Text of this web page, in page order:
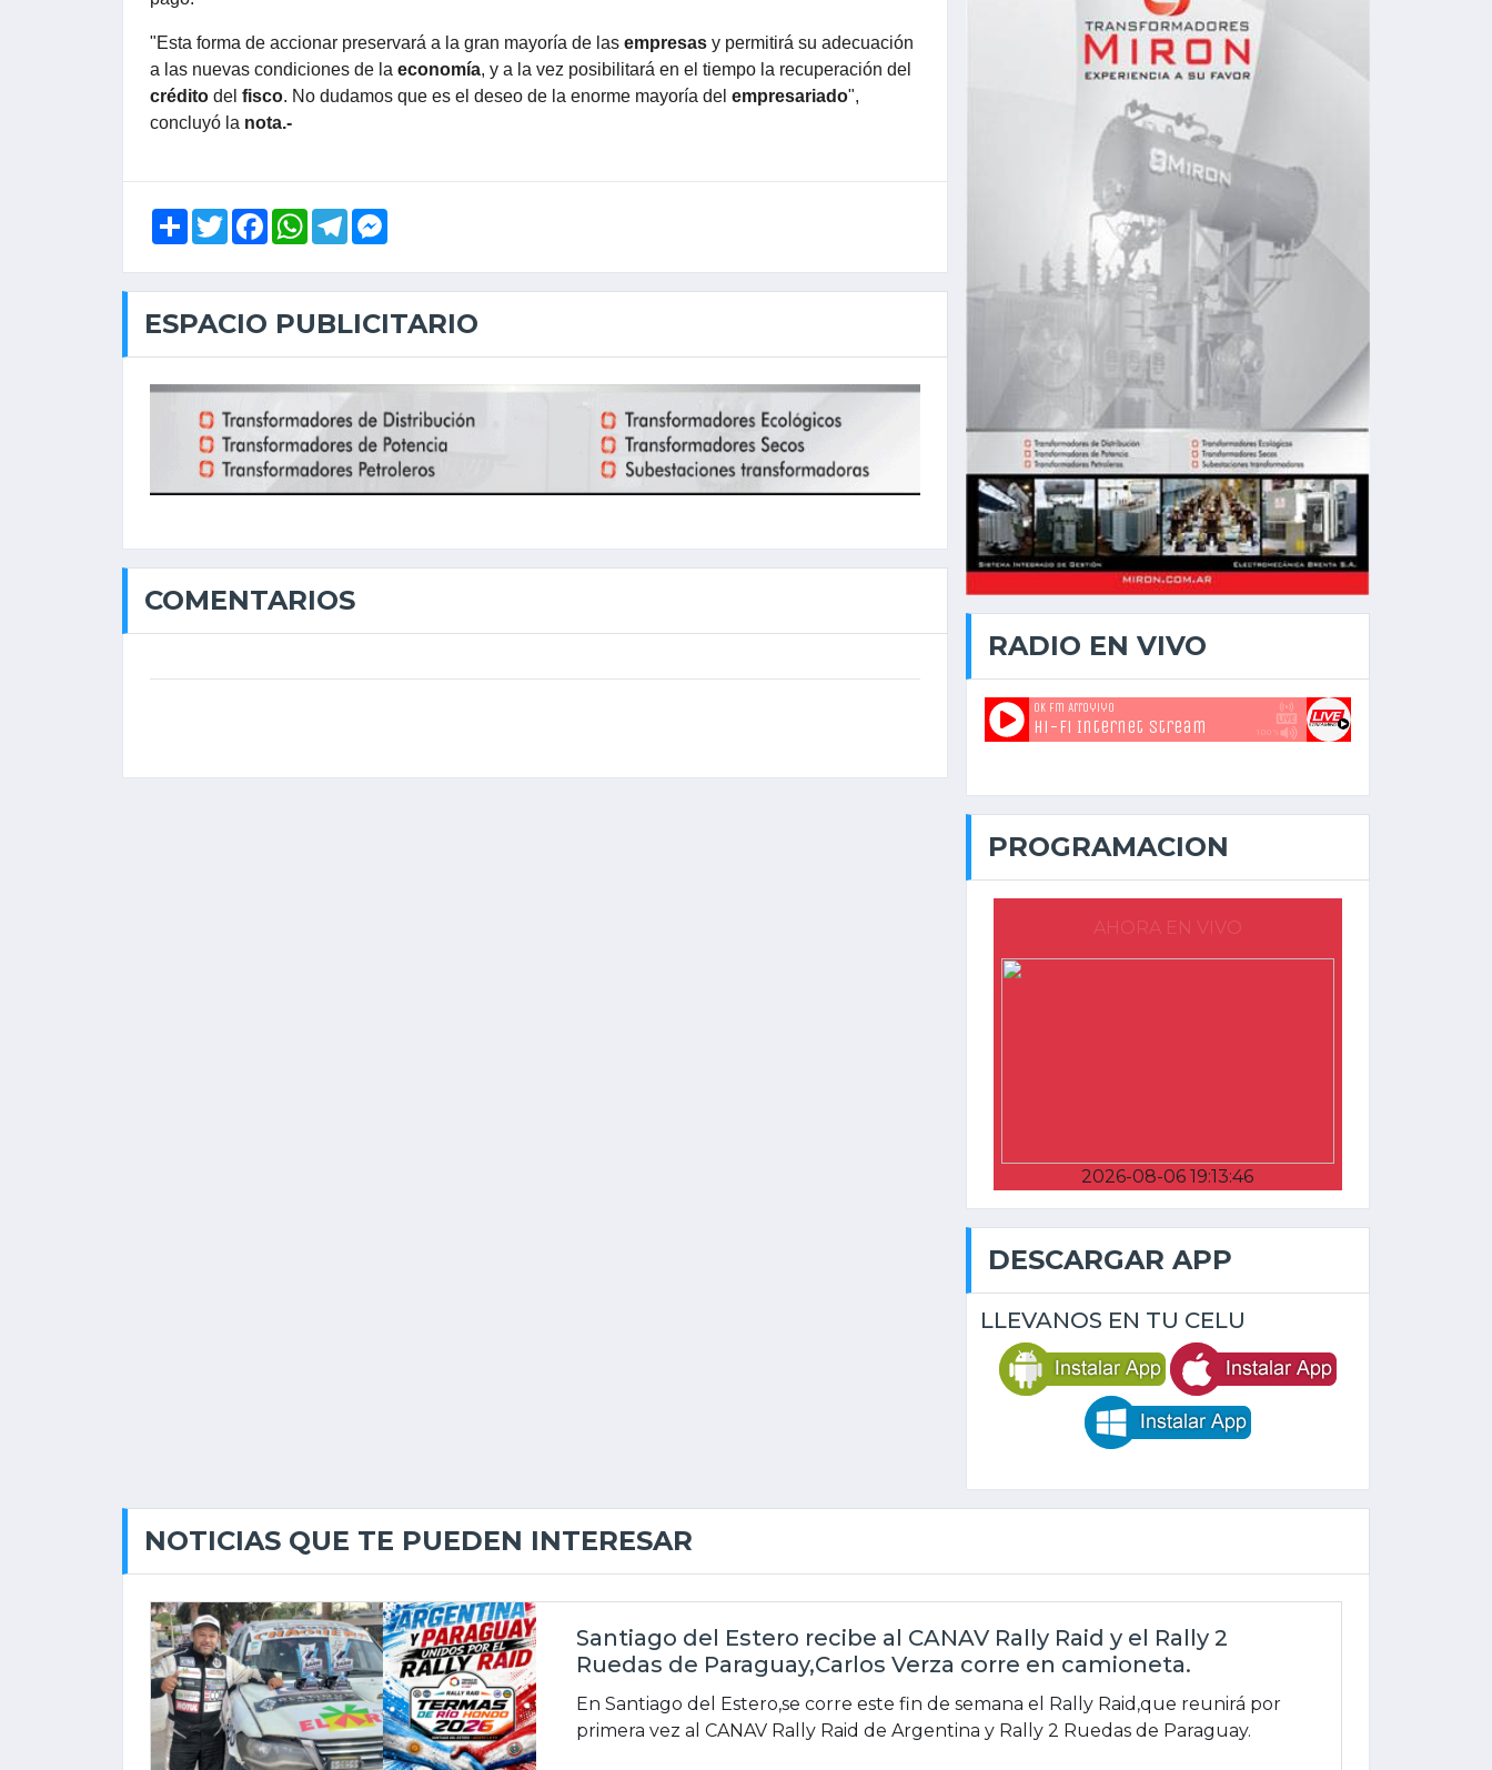
"Esta forma de accionar preservará a la gran mayoría de las empresas y permitirá su adecuación
a las nuevas condiciones de la economía, y a la vez posibilitará en el tiempo la recuperación del
crédito del fisco. No dudamos que es el deseo de la enorme mayoría del empresariado",
concluyó la nota.-
ShareTwitterFacebookWhatsApp
Telegram
ESPACIO PUBLICITARIO
COMENTARIOS
RADIO EN VIVO
PROGRAMACION
AHORA EN VIVO
2026-08-06 19:13:46
DESCARGAR APP
LLEVANOS EN TU CELU
NOTICIAS QUE TE PUEDEN INTERESAR
Santiago del Estero recibe al CANAV Rally Raid y el Rally 2
Ruedas de Paraguay,Carlos Verza corre en camioneta.
En Santiago del Estero,se corre este fin de semana el Rally Raid,que reunirá por
primera vez al CANAV Rally Raid de Argentina y Rally 2 Ruedas de Paraguay.